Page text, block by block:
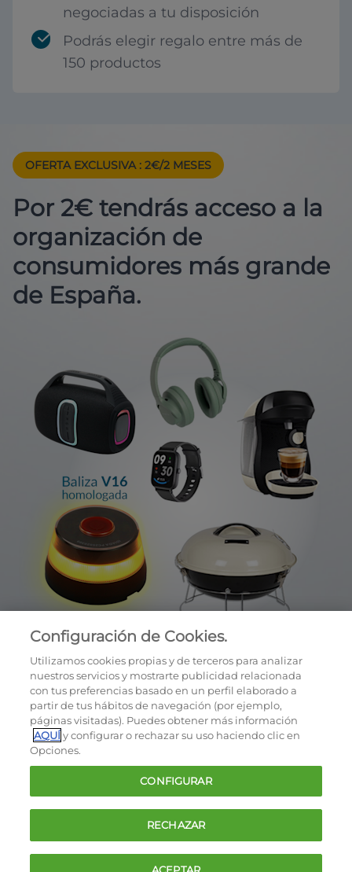
negociadas a tu disposición
Podrás elegir regalo entre más de
150 productos
OFERTA EXCLUSIVA : 2€/2 MESES
Por 2€ tendrás acceso a la
organización de
consumidores más grande
de España.
Cookies
Política de privacidad
Términos y condiciones de la oferta
Contacto
FAQ
Configuración de Cookies.
Utilizamos cookies propias y de terceros para analizar
nuestros servicios y mostrarte publicidad relacionada
con tus preferencias basado en un perfil elaborado a
partir de tus hábitos de navegación (por ejemplo,
páginas visitadas). Puedes obtener más información
AQUÍy configurar o rechazar su uso haciendo clic en
Opciones.
CONFIGURAR
RECHAZAR